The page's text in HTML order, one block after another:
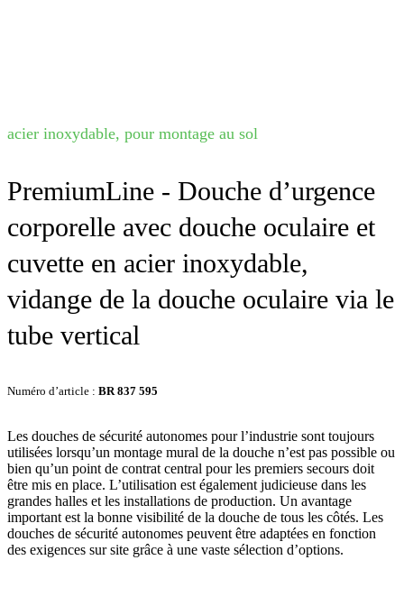
acier inoxydable, pour montage au sol
PremiumLine - Douche d’urgence
corporelle avec douche oculaire et
cuvette en acier inoxydable,
vidange de la douche oculaire via le
tube vertical
Numéro d’article : BR 837 595
Les douches de sécurité autonomes pour l’industrie sont toujours
utilisées lorsqu’un montage mural de la douche n’est pas possible ou
bien qu’un point de contrat central pour les premiers secours doit
être mis en place. L’utilisation est également judicieuse dans les
grandes halles et les installations de production. Un avantage
important est la bonne visibilité de la douche de tous les côtés. Les
douches de sécurité autonomes peuvent être adaptées en fonction
des exigences sur site grâce à une vaste sélection d’options.